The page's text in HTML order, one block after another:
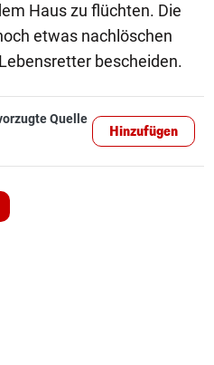
Haus zu flüchten. Die
etwas nachlöschen
bescheiden.
Quelle
Hinzufügen